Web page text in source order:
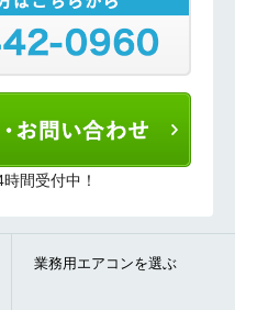
間受付中！
業務用エアコンを選ぶ